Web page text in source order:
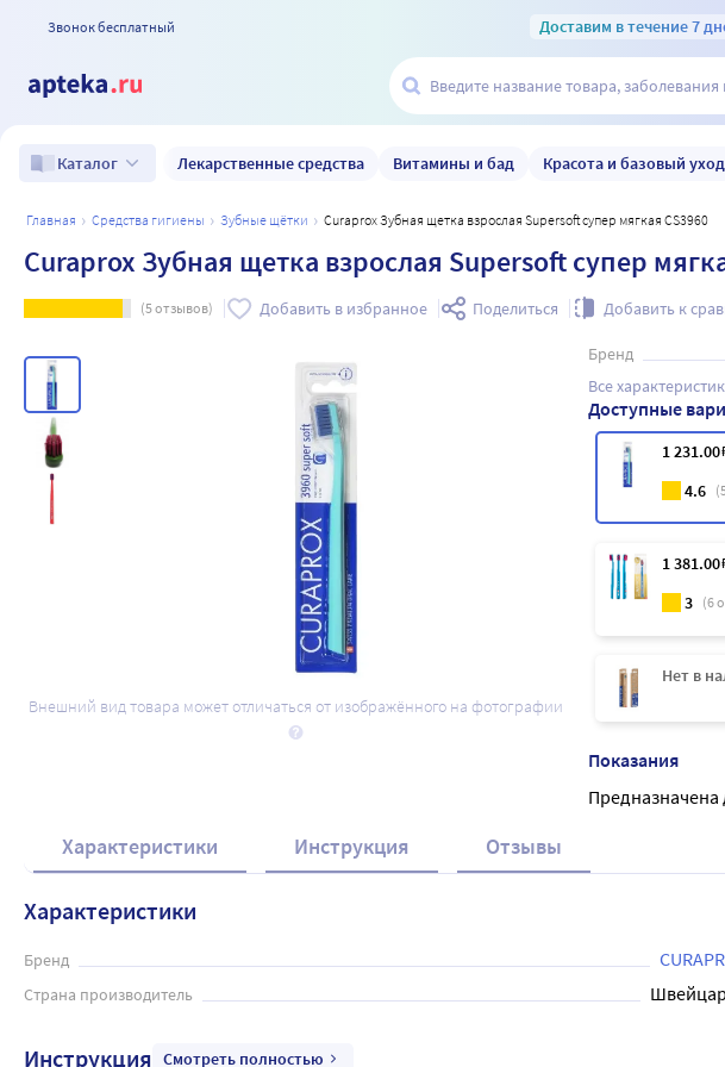
Звонок бесплатный Доставим в течение 7
Каталог Лекарственные средства Витамины и бад Красота и базовый уход
главная средства гигиены зубные щётки Curaprox Зубная щетка взрослая Supersoft супер мягкая CS3960
Curaprox Зубная щетка взрослая Supersoft супер
(5отзывов) Добавить в избранное Поделиться Добавить к
Внешний вид товара может отличаться от изображённого на фотографии
Бренд
Все
Доступные
1 231.00
4.6 (
1 381.00
3 (6
Нет в
Показания
Характеристики Инструкция Отзывы
Характеристики
Бренд
Страна производитель
Инструкция Смотреть полностью